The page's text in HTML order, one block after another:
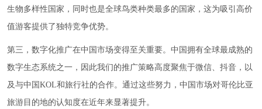
生物多样性国家，同时也是全球鸟类种类最多的国家，这为吸引高价
值游客提供了独特竞争优势。
第三，数字化推广在中国市场变得至关重要。中国拥有全球最成熟的
数字生态系统之一，因此我们的推广策略高度聚焦于微信、抖音，以
及与中国KOL和旅行社的合作。通过这些努力，中国市场对哥伦比亚
旅游目的地的认知度在近年来显著提升。